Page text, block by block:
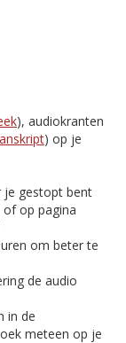
), audiokranten
) op je
je gestopt bent
of op pagina
om beter te
de audio
in de
meteen op je